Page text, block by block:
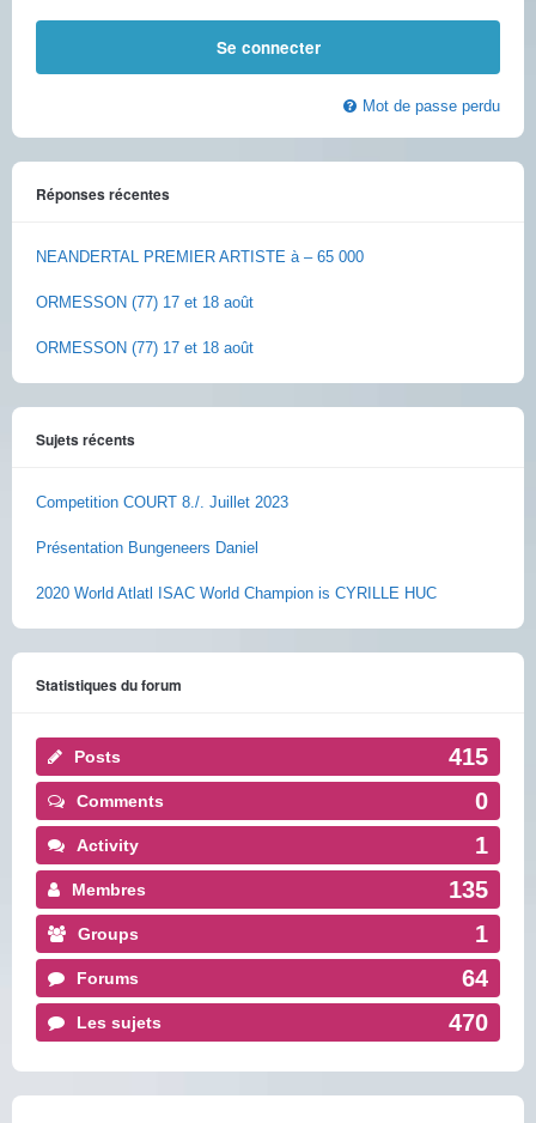
Mot de passe perdu
Réponses récentes
NEANDERTAL PREMIER ARTISTE à – 65 000
ORMESSON (77) 17 et 18 août
ORMESSON (77) 17 et 18 août
Sujets récents
Competition COURT 8./. Juillet 2023
Présentation Bungeneers Daniel
2020 World Atlatl ISAC World Champion is CYRILLE HUC
Statistiques du forum
Posts 415
Comments 0
Activity 1
Membres 135
Groups 1
Forums 64
Les sujets 470